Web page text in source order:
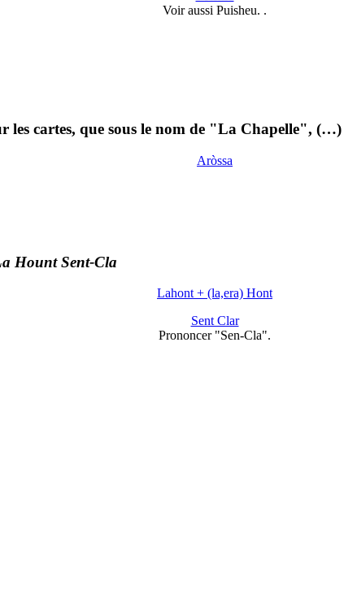
Voir aussi Puisheu. .
les cartes, que sous le nom de "La Chapelle", (…)
Aròssa
Hount Sent-Cla
Lahont + (la,era) Hont
Sent Clar
Prononcer "Sen-Cla".